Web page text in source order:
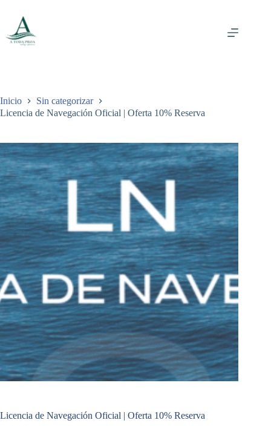
contenido
Inicio
Sin categorizar
Licencia de Navegación Oficial | Oferta 10% Reserva
Licencia de Navegación Oficial | Oferta 10% Reserva